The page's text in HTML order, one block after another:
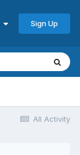
Sign Up
All Activity